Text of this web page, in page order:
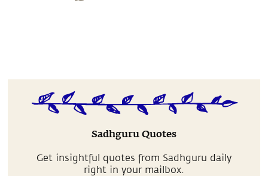
Sadhguru Quotes
Get insightful quotes from Sadhguru daily
right in your mailbox.